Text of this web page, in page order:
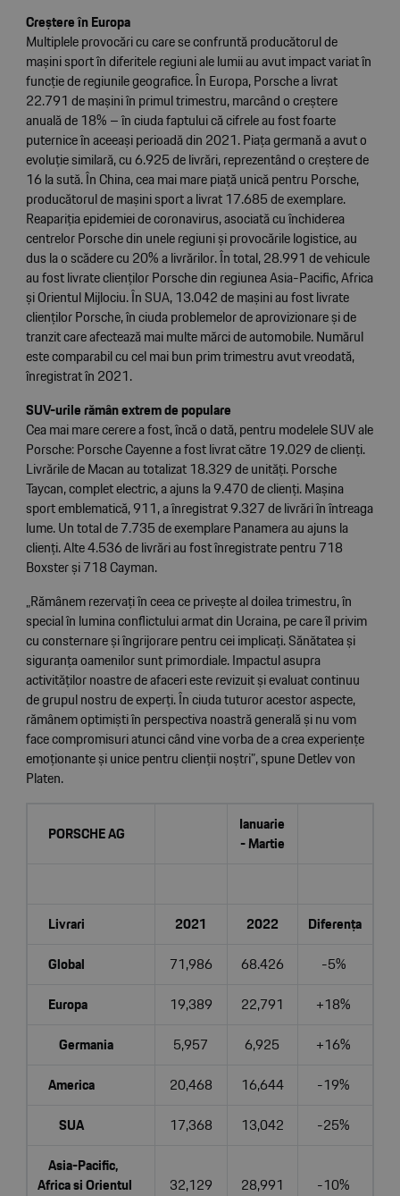
Creștere în Europa
Multiplele provocări cu care se confruntă producătorul de
mașini sport în diferitele regiuni ale lumii au avut impact variat în
funcție de regiunile geografice. În Europa, Porsche a livrat
22.791 de mașini în primul trimestru, marcând o creștere
anuală de 18% – în ciuda faptului că cifrele au fost foarte
puternice în aceeași perioadă din 2021. Piața germană a avut o
evoluție similară, cu 6.925 de livrări, reprezentând o creștere de
16 la sută. În China, cea mai mare piață unică pentru Porsche,
producătorul de mașini sport a livrat 17.685 de exemplare.
Reapariția epidemiei de coronavirus, asociată cu închiderea
centrelor Porsche din unele regiuni și provocările logistice, au
dus la o scădere cu 20% a livrărilor. În total, 28.991 de vehicule
au fost livrate clienților Porsche din regiunea Asia-Pacific, Africa
și Orientul Mijlociu. În SUA, 13.042 de mașini au fost livrate
clienților Porsche, în ciuda problemelor de aprovizionare și de
tranzit care afectează mai multe mărci de automobile. Numărul
este comparabil cu cel mai bun prim trimestru avut vreodată,
înregistrat în 2021.
SUV-urile rămân extrem de populare
Cea mai mare cerere a fost, încă o dată, pentru modelele SUV ale
Porsche: Porsche Cayenne a fost livrat către 19.029 de clienți.
Livrările de Macan au totalizat 18.329 de unități. Porsche
Taycan, complet electric, a ajuns la 9.470 de clienți. Mașina
sport emblematică, 911, a înregistrat 9.327 de livrări în întreaga
lume. Un total de 7.735 de exemplare Panamera au ajuns la
clienți. Alte 4.536 de livrări au fost înregistrate pentru 718
Boxster și 718 Cayman.
„Rămânem rezervați în ceea ce privește al doilea trimestru, în
special în lumina conflictului armat din Ucraina, pe care îl privim
cu consternare și îngrijorare pentru cei implicați. Sănătatea și
siguranța oamenilor sunt primordiale. Impactul asupra
activităților noastre de afaceri este revizuit și evaluat continuu
de grupul nostru de experți. În ciuda tuturor acestor aspecte,
rămânem optimiști în perspectiva noastră generală și nu vom
face compromisuri atunci când vine vorba de a crea experiențe
emoționante și unice pentru clienții noștri”, spune Detlev von
Platen.
PORSCHE AG
Ianuarie
- Martie
Livrari 2021 2022
Diferența
Global
71,986 68.426
-5%
Europa
19,389 22,791
+18%
Germania
5,957 6,925
+16%
America
20,468 16,644
-19%
SUA
17,368 13,042
-25%
Asia-Pacific,
Africa si Orientul
32,129 28,991 -10%